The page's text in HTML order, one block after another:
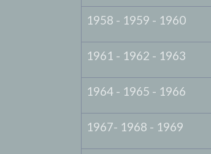
1958 - 1959 - 1960
1961 - 1962 - 1963
1964 - 1965 - 1966
1967- 1968 - 1969